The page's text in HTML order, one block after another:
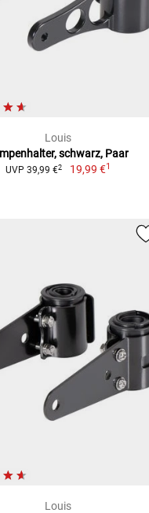
Louis
schwarz, Paar
UVP 39,99 €2 19,99 €1
Louis